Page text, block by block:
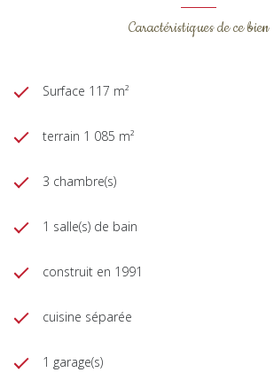
Caractéristiques de ce bien
Surface 117 m²
terrain 1 085 m²
3 chambre(s)
1 salle(s) de bain
construit en 1991
cuisine séparée
1 garage(s)